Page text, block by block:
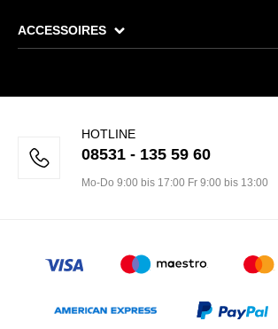
ACCESSOIRES
HOTLINE
08531 - 135 59 60
Mo-Do 9:00 bis 17:00 Fr 9:00 bis 13:00